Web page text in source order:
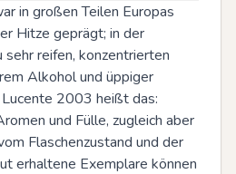
in großen Teilen Europas
Hitze geprägt; in der
sehr reifen, konzentrierten
Alkohol und üppiger
2003 heißt das:
und Fülle, zugleich aber
Flaschenzustand und der
erhaltene Exemplare können